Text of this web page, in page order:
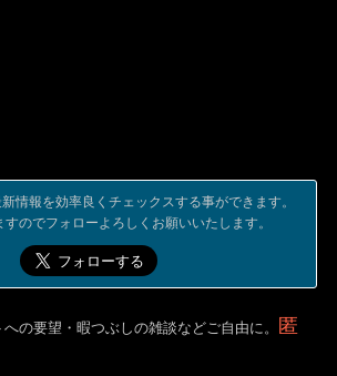
情報を効率良くチェックスする事ができます。
のでフォローよろしくお願いいたします。
の要望・暇つぶしの雑談などご自由に。
匿